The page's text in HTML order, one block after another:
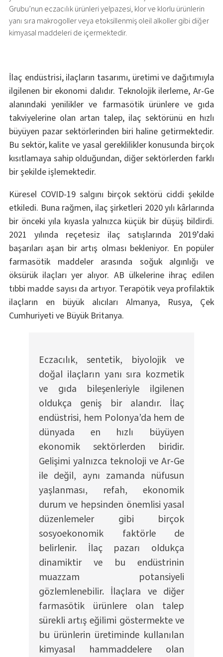
Grubu’nun eczacılık ürünleri yelpazesi, klor ve klorlu ürünlerin
yanı sıra makrogoller veya etoksillenmiş oleil alkoller gibi diğer
kimyasal maddeleri de içermektedir.
İlaç endüstrisi, ilaçların tasarımı, üretimi ve dağıtımıyla
ilgilenen bir ekonomi dalıdır. Teknolojik ilerleme, Ar-Ge
alanındaki yenilikler ve farmasötik ürünlere ve gıda
takviyelerine olan artan talep, ilaç sektörünü en hızlı
büyüyen pazar sektörlerinden biri haline getirmektedir.
Bu sektör, kalite ve yasal gereklilikler konusunda birçok
kısıtlamaya sahip olduğundan, diğer sektörlerden farklı
bir şekilde işlemektedir.
Küresel COVID-19 salgını birçok sektörü ciddi şekilde
etkiledi. Buna rağmen, ilaç şirketleri 2020 yılı kârlarında
bir önceki yıla kıyasla yalnızca küçük bir düşüş bildirdi.
2021 yılında reçetesiz ilaç satışlarında 2019’daki
başarıları aşan bir artış olması bekleniyor. En popüler
farmasötik maddeler arasında soğuk algınlığı ve
öksürük ilaçları yer alıyor. AB ülkelerine ihraç edilen
tıbbi madde sayısı da artıyor. Terapötik veya profilaktik
ilaçların en büyük alıcıları Almanya, Rusya, Çek
Cumhuriyeti ve Büyük Britanya.
Eczacılık, sentetik, biyolojik ve
doğal ilaçların yanı sıra kozmetik
ve gıda bileşenleriyle ilgilenen
oldukça geniş bir alandır. İlaç
endüstrisi, hem Polonya’da hem de
dünyada en hızlı büyüyen
ekonomik sektörlerden biridir.
Gelişimi yalnızca teknoloji ve Ar-Ge
ile değil, aynı zamanda nüfusun
yaşlanması, refah, ekonomik
durum ve hepsinden önemlisi yasal
düzenlemeler gibi birçok
sosyoekonomik faktörle de
belirlenir. İlaç pazarı oldukça
dinamiktir ve bu endüstrinin
muazzam potansiyeli
gözlemlenebilir. İlaçlara ve diğer
farmasötik ürünlere olan talep
sürekli artış eğilimi göstermekte ve
bu ürünlerin üretiminde kullanılan
kimyasal hammaddelere olan